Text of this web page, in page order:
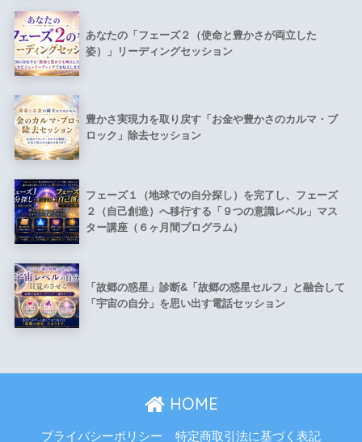
あなたの「フェーズ２（使命と豊かさが両立した
姿）」リーディングセッション
豊かさ実現力を取り戻す「お金や豊かさのカルマ・ブ
ロック」除去セッション
フェーズ１（地球での自分探し）を完了し、フェーズ
２（自己創造）へ移行する「９つの意識レベル」マス
ター講座（６ヶ月間プログラム）
「故郷の惑星」診断&「故郷の惑星セルフ」と融合して
「宇宙の自分」を思い出す電話セッション
HOME
プライバシーポリシー 特定商取引法に基づく表記